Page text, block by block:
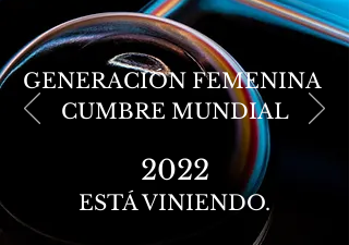
GENERACIÓN FEMENINA
CUMBRE MUNDIAL
2022
ESTÁ VINIENDO.